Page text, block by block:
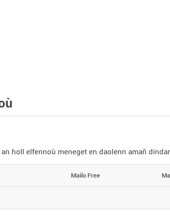
holl elfennoù meneget en daolenn amañ
Mailo Free